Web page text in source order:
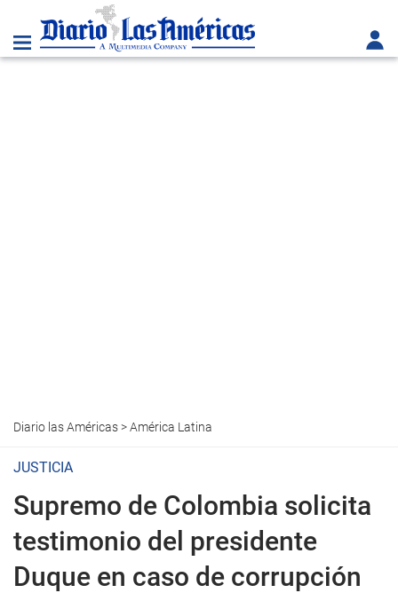
Diario las Américas>América Latina
JUSTICIA
Supremo de Colombia solicita
testimonio del presidente
Duque en caso de corrupción